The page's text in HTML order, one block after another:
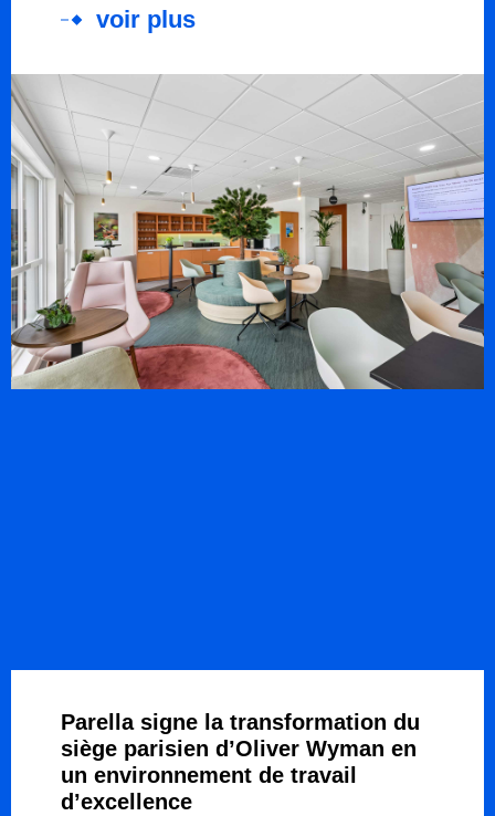
voir plus
Parella signe la transformation du
siège parisien d’Oliver Wyman en
un environnement de travail
d’excellence